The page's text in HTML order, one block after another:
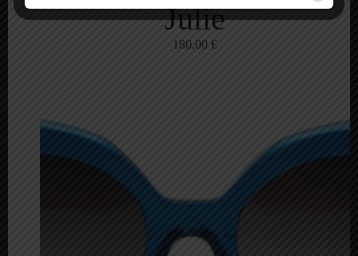
Julie
180,00 €